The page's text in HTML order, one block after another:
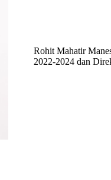
Rohit Mahatir
2022-2024 dan